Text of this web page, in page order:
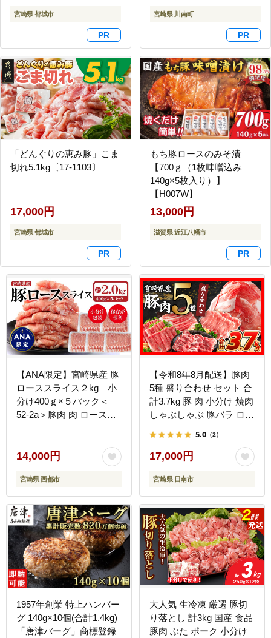
宮崎県 都城市 宮崎県 川南町
「どんぐりの恵み豚」こま
切れ5.1kg〔17-1103〕
17,000円
宮崎県 都城市
もち豚ロースのみそ漬
【700ｇ（1枚味噌込み
140g×5枚入り）】
【H007W】
13,000円
滋賀県 近江八幡市
【ANA限定】宮崎県産 豚
ローススライス２kg 小
分け400ｇ×５パック＜
52-2a＞豚肉 肉 ロースス
焼き
14,000円
宮崎県 西都市
【令和8年8月配送】豚肉
5種 盛り合わせ セット 合
計3.7kg 豚 肉 小分け 焼肉
しゃぶしゃぶ 豚バラ ロー
ス 宮崎県産 国産 食品 豚
丼 豚しゃぶ おかず 小間
切れ 真空パック 食べ比べ
おすすめ 料理に大活躍 ミ
ヤチク 宮崎県 日南市 送
料無料_CB119-26-08
5.0 （2）
17,000円
宮崎県 日南市
1957年創業 特上ハンバー
グ 140g×10個(合計1.4kg)
「唐津バーグ」商標登録
大人気 生冷凍 厳選 豚切
り落とし 計3kg 国産 食品
豚肉 ぶた ポーク 小分け